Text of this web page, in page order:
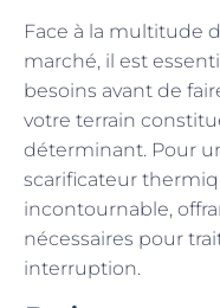
Face à la multitude
marché, il est
besoins avant de
votre terrain
déterminant. Pour
scarificateur
incontournable,
nécessaires pour
interruption.